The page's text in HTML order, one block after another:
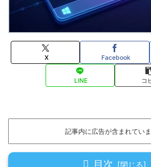
X Facebook
LINE コ
記事内に広告が含まれていま
目次